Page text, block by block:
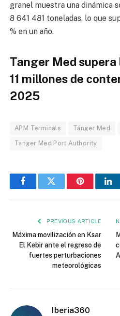
granel muestra una dinámica
8 641 481 toneladas, lo que
% en un año.
Tanger Med
11 millones de
2025
APM Terminals Tánger Med
Tanger Med Port Authority
FacebookTwitter Pinterest
PREVIOUS ARTICLE
Máxima movilización en Ksar
El Kebir ante el regreso de
fuertes perturbaciones
meteorológicas
Iberia360